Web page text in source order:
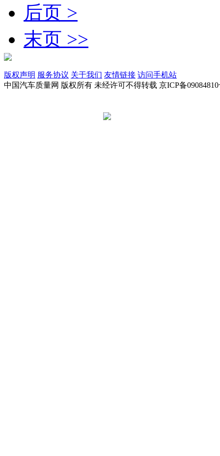
后页 >
末页 >>
版权声明 服务协议 关于我们 友情链接 访问手机站
中国汽车质量网 版权所有 未经许可不得转载 京ICP备09084810